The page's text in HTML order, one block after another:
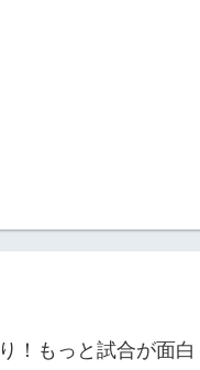
！もっと試合が面